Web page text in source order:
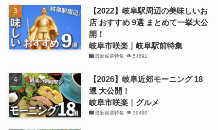
【2022】岐阜駅周辺の美味しいお
店 おすすめ 9選 まとめて一挙大公
開！
岐阜市咲楽｜岐阜駅前特集
最新厳選特集 54691
【2026】岐阜近郊モーニング 18
選 大公開！
岐阜市咲楽｜グルメ
最新厳選特集 39490